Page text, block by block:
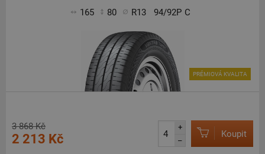
165 80 R13 94/92P C
PRÉMIOVÁ KVALITA
3 868 Kč
2 213 Kč
+
–
Koupit